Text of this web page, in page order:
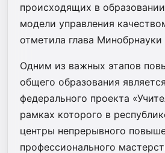
происходящих в
модели управления
отметила глава
Одним из важных этапов
общего образования
федерального проекта
рамках которого в
центры непрерывного
профессионального